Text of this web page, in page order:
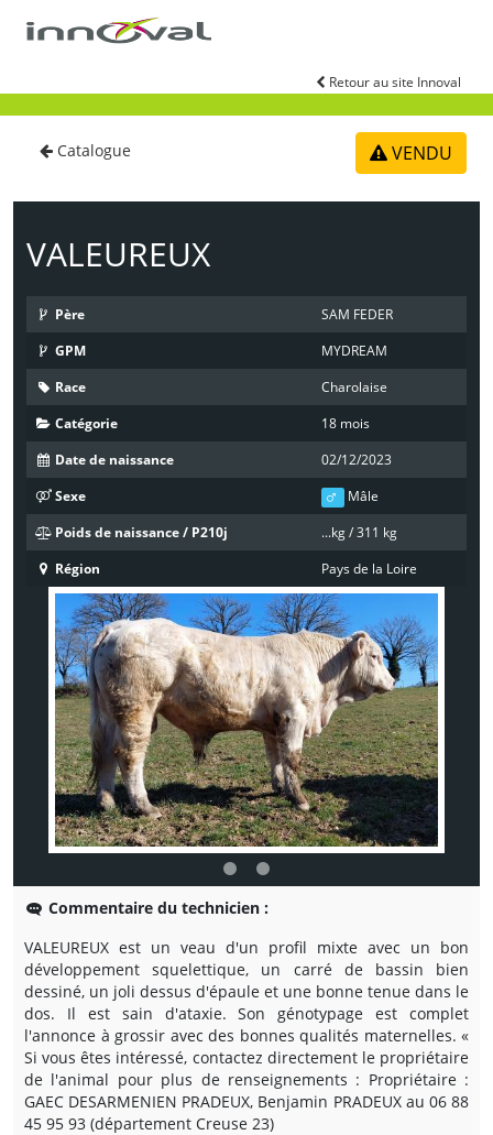
Retour au site Innoval
Catalogue VENDU
VALEUREUX
Père
SAM FEDER
GPM
MYDREAM
Race
Charolaise
Catégorie
18 mois
Date de naissance
02/12/2023
Sexe
Mâle
Poids de naissance / P210j
...kg / 311 kg
Région
Pays de la Loire
Commentaire du technicien :
VALEUREUX est un veau d'un profil mixte avec un bon
développement squelettique, un carré de bassin bien
dessiné, un joli dessus d'épaule et une bonne tenue dans le
dos. Il est sain d'ataxie. Son génotypage est complet
l'annonce à grossir avec des bonnes qualités maternelles. «
Si vous êtes intéressé, contactez directement le propriétaire
de l'animal pour plus de renseignements : Propriétaire :
GAEC DESARMENIEN PRADEUX, Benjamin PRADEUX au 06 88
45 95 93 (département Creuse 23)